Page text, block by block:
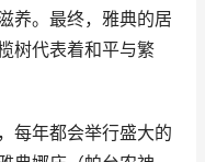
养。最终，雅典的居
树代表着和平与繁
每年都会举行盛大的